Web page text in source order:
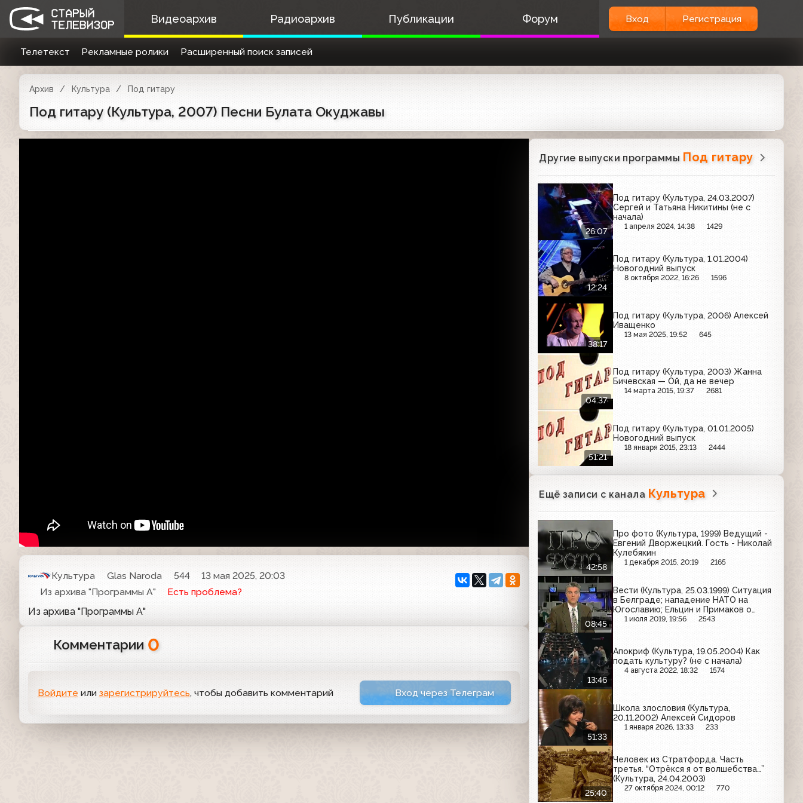
Видеоархив Радиоархив Публикации Форум Вход Регистрация
Телетекст Рекламные ролики Расширенный поиск записей
Архив Культура Под гитару
Под гитару (Культура, 2007) Песни Булата Окуджавы
Культура Glas Naroda 544
13 мая 2025, 20:03
Из архива "Программы А"
Есть проблема?
Из архива "Программы А"
Комментарии 0
Войдите или зарегистрируйтесь, чтобы добавить комментарий Вход через Телеграм
Другие выпуски программы Под гитару
26:07
Под гитару (Культура, 24.03.2007)
Сергей и Татьяна Никитины (не с
начала)
1 апреля 2024, 14:38 1429
12:24
Под гитару (Культура, 1.01.2004)
Новогодний выпуск
8 октября 2022, 16:26 1596
38:17
Под гитару (Культура, 2006) Алексей
Иващенко
13 мая 2025, 19:52 645
04:37
Под гитару (Культура, 2003) Жанна
Бичевская — Ой, да не вечер
14 марта 2015, 19:37 2681
51:21
Под гитару (Культура, 01.01.2005)
Новогодний выпуск
18 января 2015, 23:13 2444
Ещё записи с канала Культура
42:58
Про фото (Культура, 1999) Ведущий -
Евгений Дворжецкий. Гость - Николай
Кулебякин
1 декабря 2015, 20:19 2165
08:45
Вести (Культура, 25.03.1999) Ситуация
в Белграде; нападение НАТО на
Югославию; Ельцин и Примаков о
вооружённом конфликте
1 июля 2019, 19:56 2543
13:46
Апокриф (Культура, 19.05.2004) Как
подать культуру? (не с начала)
4 августа 2022, 18:32 1574
51:33
Школа злословия (Культура,
20.11.2002) Алексей Сидоров
1 января 2026, 13:33 233
25:40
Человек из Стратфорда. Часть
третья. “Отрёкся я от волшебства…”
(Культура, 24.04.2003)
27 октября 2024, 00:12 770